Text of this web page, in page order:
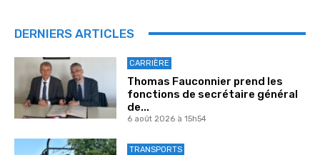
DERNIERS ARTICLES
CARRIÈRE
Thomas Fauconnier prend les
fonctions de secrétaire général
de...
6 août 2026 à 15h54
TRANSPORTS